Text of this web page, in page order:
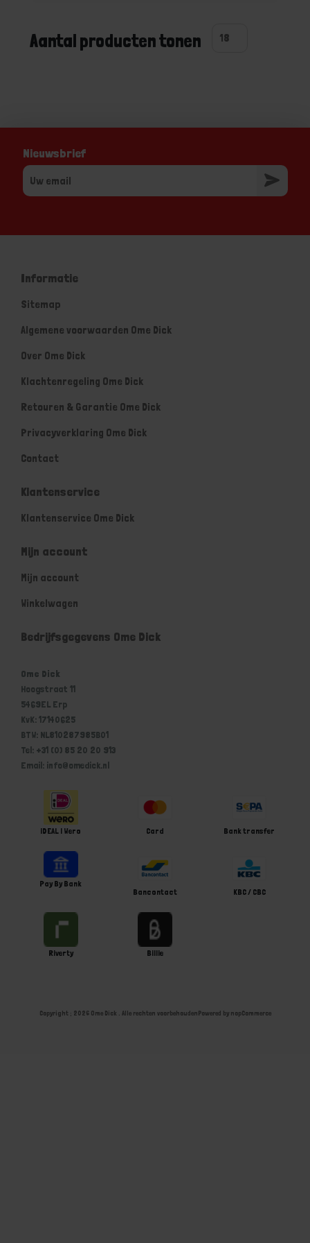
Aantal producten tonen
Nieuwsbrief
Informatie
Sitemap
Algemene voorwaarden Ome Dick
Over Ome Dick
Klachtenregeling Ome Dick
Retouren & Garantie Ome Dick
Privacyverklaring Ome Dick
Contact
Klantenservice
Klantenservice Ome Dick
Mijn account
Mijn account
Winkelwagen
Bedrijfsgegevens Ome Dick
Ome Dick
Hoogstraat 11
5469EL Erp
KvK: 17140625
BTW: NL810287985B01
Tel: +31 (0) 85 20 20 913
Email: info@omedick.nl
iDEAL | Wero Card Bank transfer
Pay By Bank
Bancontact
KBC / CBC
Riverty Billie
Copyright ; 2026 Ome Dick . Alle rechten voorbehoudenPowered by nopCommerce